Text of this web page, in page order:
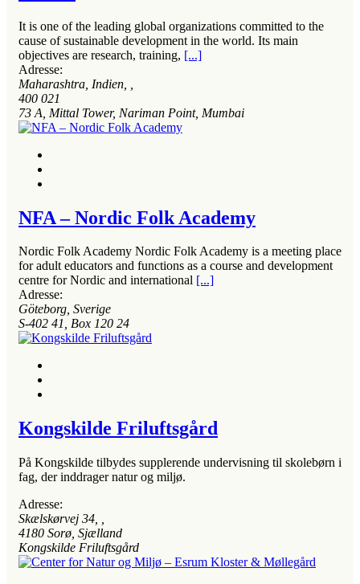
It is one of the leading global organizations committed to the
cause of sustainable development in the world. Its main
objectives are research, training, [...]
Adresse:
Maharashtra, Indien
400 021
73 A, Mittal Tower, Nariman Point, Mumbai
NFA – Nordic Folk Academy
Nordic Folk Academy Nordic Folk Academy is a meeting place
for adult educators and functions as a course and development
centre for Nordic and international [...]
Adresse:
Göteborg, Sverige
S-402 41, Box 120 24
Kongskilde Friluftsgård
På Kongskilde tilbydes supplerende undervisning til skolebørn i
fag, der inddrager natur og miljø.
Adresse:
Skælskørvej 34
4180 Sorø, Sjælland
Kongskilde Friluftsgård